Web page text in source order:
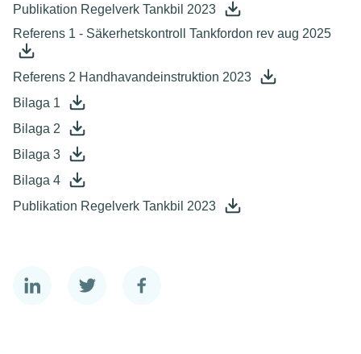
Publikation Regelverk Tankbil 2023
Referens 1 - Säkerhetskontroll Tankfordon rev aug 2025
Referens 2 Handhavandeinstruktion 2023
Bilaga 1
Bilaga 2
Bilaga 3
Bilaga 4
Publikation Regelverk Tankbil 2023